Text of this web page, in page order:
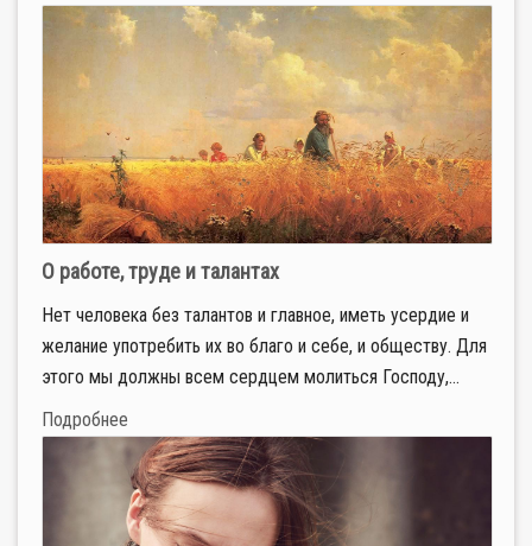
О работе, труде и талантах
Нет человека без талантов и главное, иметь усердие и
желание употребить их во благо и себе, и обществу. Для
этого мы должны всем сердцем молиться Господу,...
Подробнее